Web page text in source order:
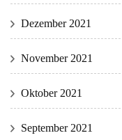
Dezember 2021
November 2021
Oktober 2021
September 2021